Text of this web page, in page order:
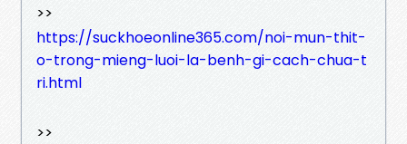
>>
https://suckhoeonline365.com/noi-mun-thit-
o-trong-mieng-luoi-la-benh-gi-cach-chua-t
ri.html
>>